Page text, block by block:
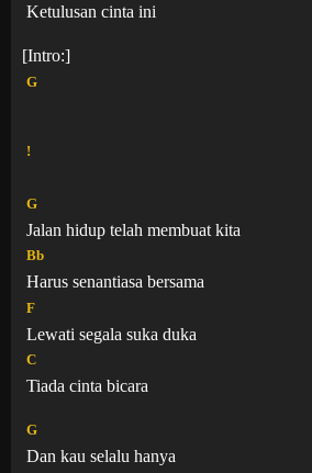
Ketulusan cinta ini
[Intro:]
G
!
G
Jalan hidup telah membuat kita
Bb
Harus senantiasa bersama
F
Lewati segala suka duka
C
Tiada cinta bicara
G
Dan kau selalu hanya